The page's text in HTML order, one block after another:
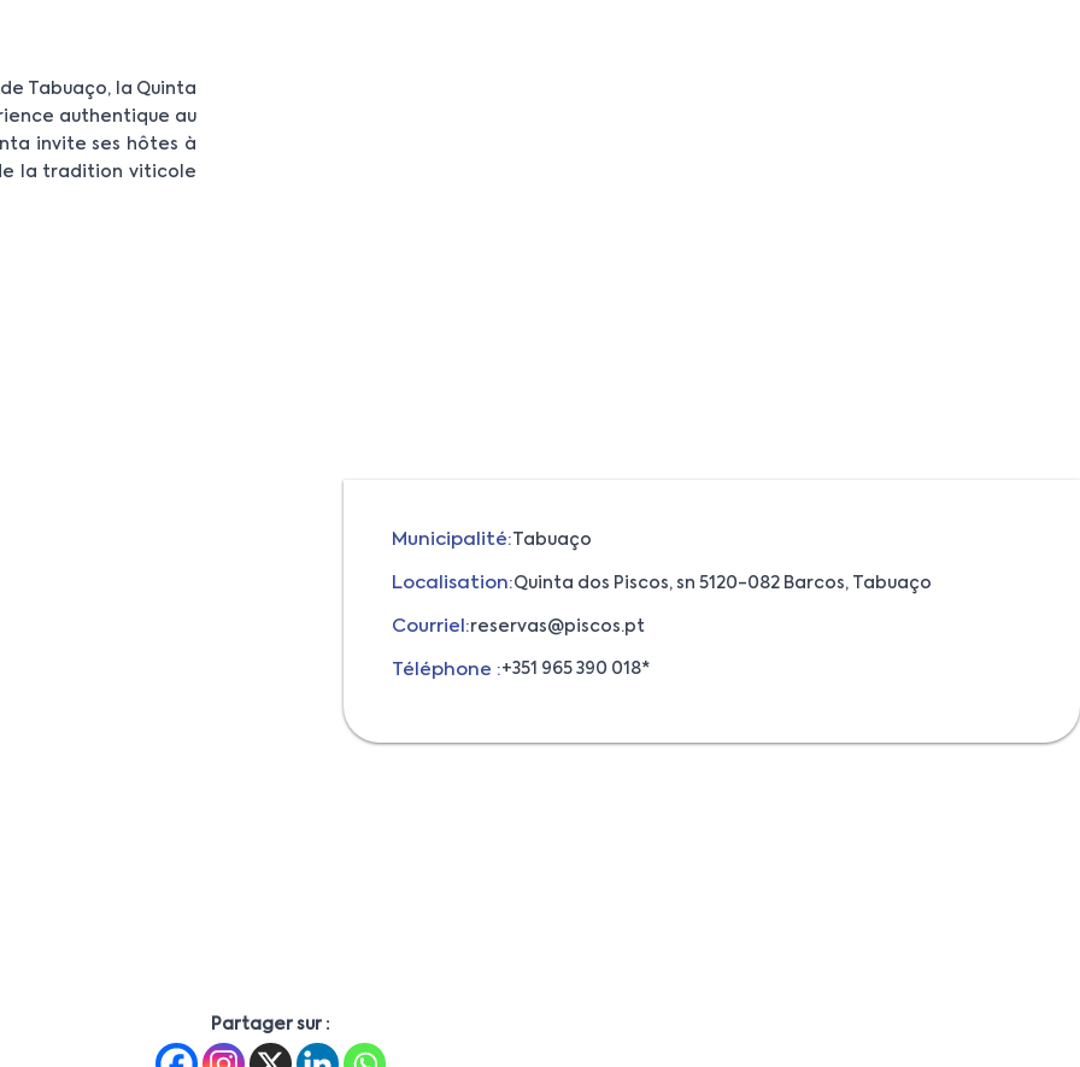
Tabuaço, la Quinta
authentique au
invite ses hôtes à
la tradition viticole
Municipalité: Tabuaço
Localisation:Quinta dos Piscos, sn 5120-082 Barcos, Tabuaço
Courriel:reservas@piscos.pt
Téléphone :+351 965 390 018*
Partager sur :